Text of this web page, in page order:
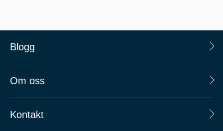
Blogg
Om oss
Kontakt